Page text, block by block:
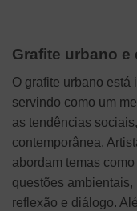
Grafite urbano e
O grafite urbano está
servindo como um
as tendências
contemporânea.
abordam temas
questões
reflexão e diálogo.